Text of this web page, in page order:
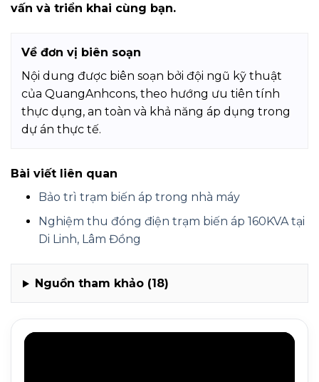
vấn và triển khai cùng bạn.
Về đơn vị biên soạn
Nội dung được biên soạn bởi đội ngũ kỹ thuật
của QuangAnhcons, theo hướng ưu tiên tính
thực dụng, an toàn và khả năng áp dụng trong
dự án thực tế.
Bài viết liên quan
Bảo trì trạm biến áp trong nhà máy
Nghiệm thu đóng điện trạm biến áp 160KVA tại
Di Linh, Lâm Đồng
Nguồn tham khảo (18)